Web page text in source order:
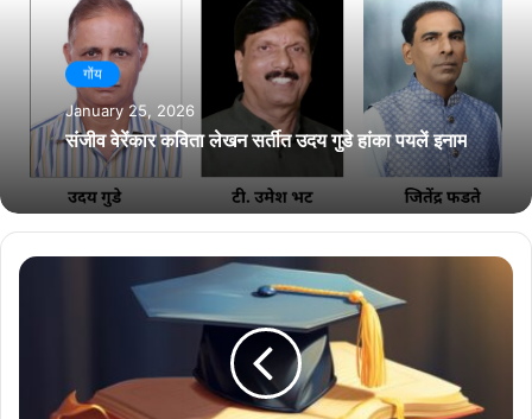
गोंय
January 25, 2026
संजीव वेरेंकार कविता लेखन सर्तीत उदय गुडे हांका पयलें इनाम